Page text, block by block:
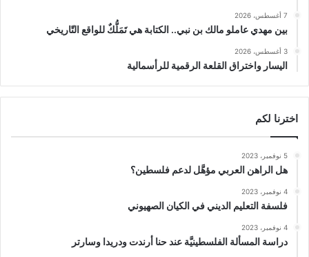
7 أغسطس، 2026
بين مهدي عاملو مالك بن نبي.. الكتابة هي تَمَلُّكٌ للواقع التّاريخي
3 أغسطس، 2026
اليسار واختراق القلعة الرقمية للرأسمالية
اخترنا لكم
5 نوفمبر، 2023
هل الراهن العربي مؤهَّل لدعم فلسطين؟
4 نوفمبر، 2023
فلسفة التعليم الديني في الكيان الصهيوني
4 نوفمبر، 2023
دراسة المسألة الفلسطينيَّة عند حنا أرندت ودريدا وسارتر